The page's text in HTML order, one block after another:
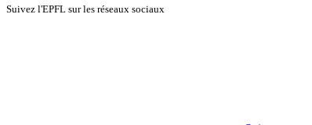
Suivez l'EPFL sur les réseaux sociaux